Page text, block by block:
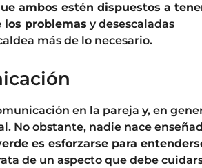
ambos estén dispuestos a
los problemas y desescaladas
más de lo necesario.
en la pareja y, en
No obstante, nadie nace
es esforzarse para
de un aspecto que debe